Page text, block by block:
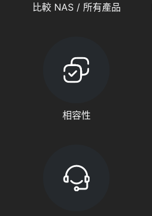
比較 NAS / 所有產品
相容性